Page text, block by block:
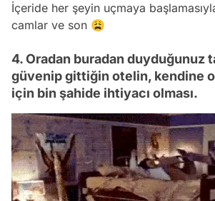
İçeride her şeyin uçmaya
camlar ve son 😩
4. Oradan buradan duyduğunuz
güvenip gittiğin otelin, kendine
için bin şahide ihtiyacı olması.